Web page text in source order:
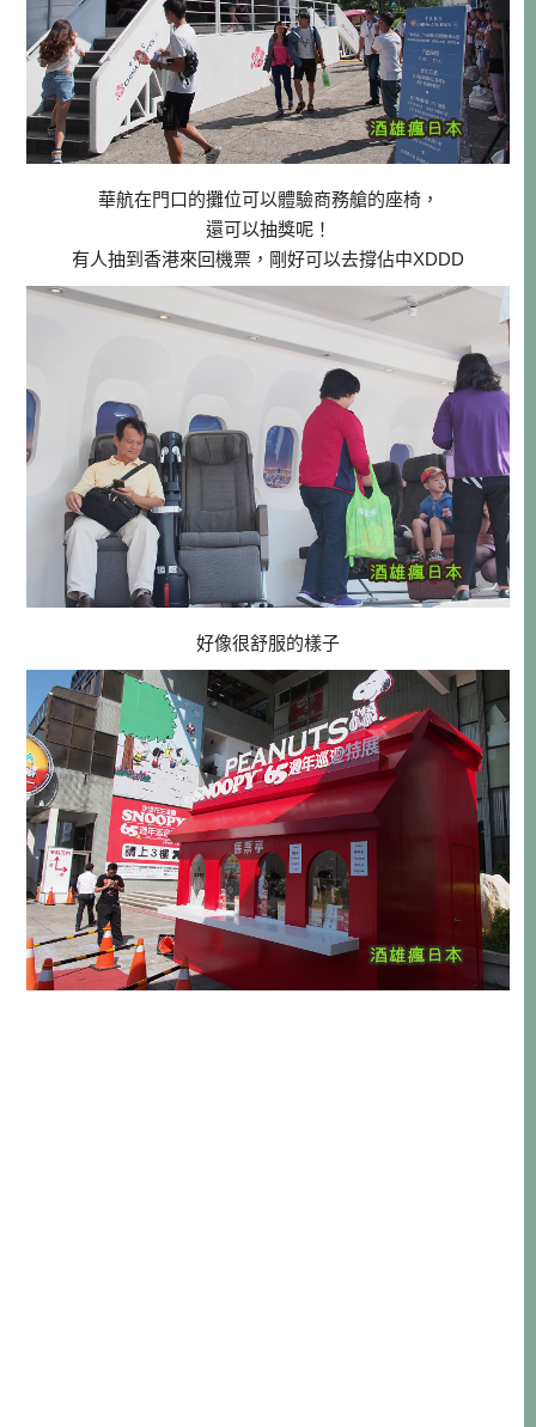
華航在門口的攤位可以體驗商務艙的座椅，
還可以抽獎呢！
有人抽到香港來回機票，剛好可以去撐佔中XDDD
好像很舒服的樣子